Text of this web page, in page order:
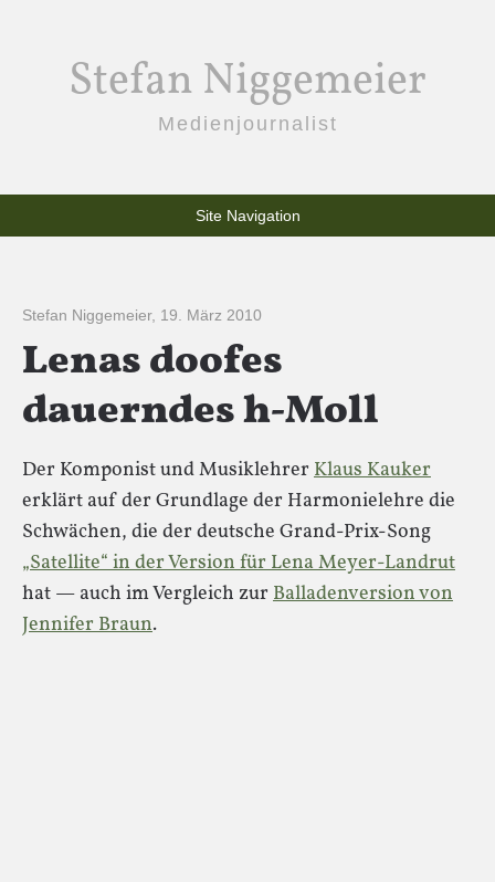
Stefan Niggemeier
Medienjournalist
Site Navigation
Stefan Niggemeier, 19. März 2010
Lenas doofes
dauerndes h-Moll
Der Komponist und Musiklehrer Klaus Kauker
erklärt auf der Grundlage der Harmonielehre die
Schwächen, die der deutsche Grand-Prix-Song
„Satellite“ in der Version für Lena Meyer-Landrut
hat — auch im Vergleich zur Balladenversion von
Jennifer Braun.